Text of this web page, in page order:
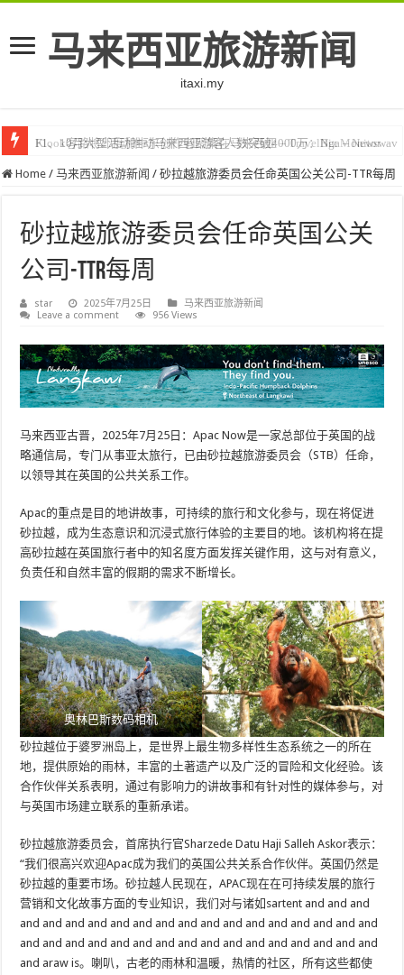
马来西亚旅游新闻
itaxi.my
F1、10月大型活动推动马来西亚游客人数突破4000万：Nga – Newswav
Klook客路将印度和中东创作者聚集在马来西亚 – TravelBiz Monitor
Home / 马来西亚旅游新闻 / 砂拉越旅游委员会任命英国公关公司-TTR每周
砂拉越旅游委员会任命英国公关
公司-TTR每周
star 2025年7月25日
马来西亚旅游新闻
Leave a comment
956 Views
马来西亚古晋，2025年7月25日：Apac Now是一家总部位于英国的战
略通信局，专门从事亚太旅行，已由砂拉越旅游委员会（STB）任命，
以领导其在英国的公共关系工作。
Apac的重点是目的地讲故事，可持续的旅行和文化参与，现在将促进
砂拉越，成为生态意识和沉浸式旅行体验的主要目的地。该机构将在提
高砂拉越在英国旅行者中的知名度方面发挥关键作用，这与对有意义，
负责任和自然丰富的假期的需求不断增长。
奥林巴斯数码相机
砂拉越位于婆罗洲岛上，是世界上最生物多样性生态系统之一的所在
地，提供原始的雨林，丰富的土著遗产以及广泛的冒险和文化经验。该
合作伙伴关系表明，通过有影响力的讲故事和有针对性的媒体参与，对
与英国市场建立联系的重新承诺。
砂拉越旅游委员会，首席执行官Sharzede Datu Haji Salleh Askor表示：
“我们很高兴欢迎Apac成为我们的英国公共关系合作伙伴。英国仍然是
砂拉越的重要市场。砂拉越人民现在，APAC现在在可持续发展的旅行
营销和文化故事方面的专业知识，我们对与诸如sartent and and and
and and and and and and and and and and and and and and and and
and and and and and and and and and and and and and and and and
and araw is。喇叭，古老的雨林和温暖，热情的社区，所有这些都使